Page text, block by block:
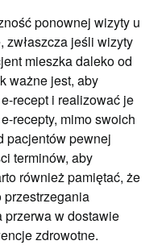
ponownej wizyty u
zwłaszcza jeśli wizyty
mieszka daleko od
ważne jest, aby
recept i realizować je
recepty, mimo swoich
pacjentów pewnej
terminów, aby
również pamiętać, że
przestrzegania
przerwa w dostawie
zdrowotne.